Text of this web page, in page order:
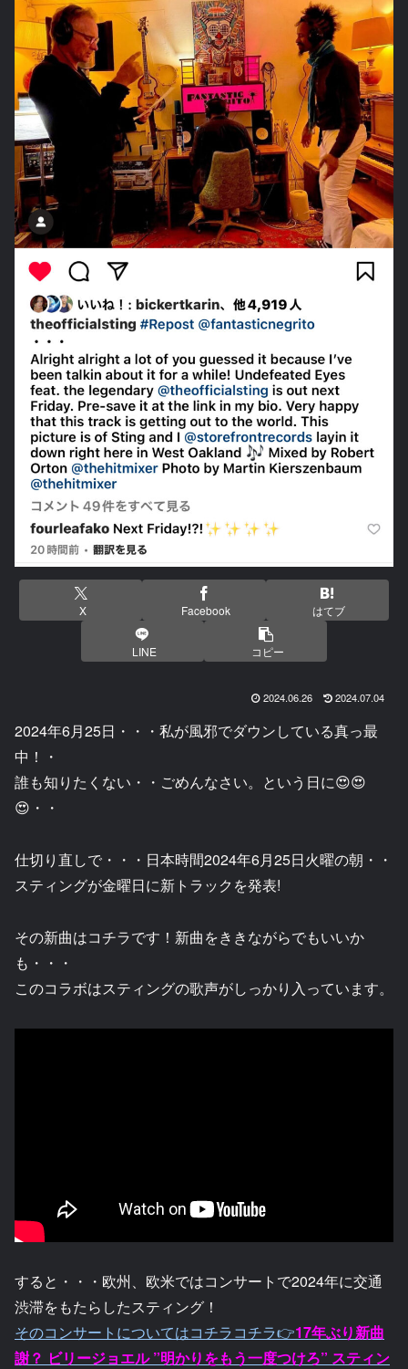
X Facebook はてブ
LINE コピー
2024.06.26 2024.07.04
2024年6月25日・・・私が風邪でダウンしている真っ最
中！・
誰も知りたくない・・ごめんなさい。という日に😍😍
😍・・
仕切り直しで・・・日本時間2024年6月25日火曜の朝・・
スティングが金曜日に新トラックを発表!
その新曲はコチラです！新曲をききながらでもいいか
も・・・
このコラボはスティングの歌声がしっかり入っています。
すると・・・欧州、欧米ではコンサートで2024年に交通
渋滞をもたらしたスティング！
そのコンサートについてはコチラコチラ👉17年ぶり新曲
謝？ ビリージョエル ”明かりをもう一度つけろ” スティン